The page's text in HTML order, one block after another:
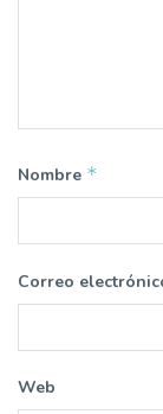
Nombre *
Correo
Web